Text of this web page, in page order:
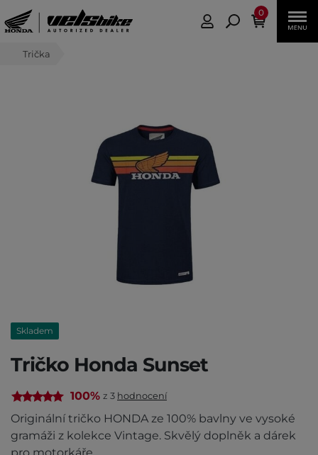
0
Trička
Skladem
Tričko Honda Sunset
100% z 3 hodnocení
Originální tričko HONDA ze 100% bavlny ve vysoké
gramáži z kolekce Vintage. Skvělý doplněk a dárek
pro motorkáře.